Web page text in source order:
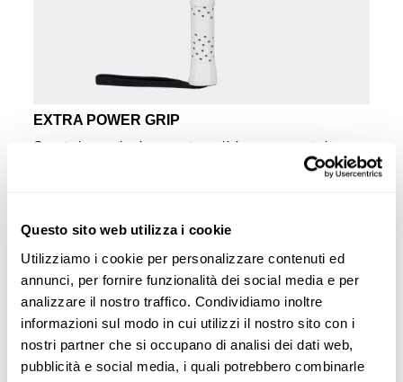
Questo sito web utilizza i cookie
Utilizziamo i cookie per personalizzare contenuti ed
annunci, per fornire funzionalità dei social media e per
analizzare il nostro traffico. Condividiamo inoltre
informazioni sul modo in cui utilizzi il nostro sito con i
nostri partner che si occupano di analisi dei dati web,
pubblicità e social media, i quali potrebbero combinarle
EXTRA POWER GRIP
Questa innovativa impugnatura più lunga aumenta in
modo significativo l'inerzia della racchetta nell'esecuzione
dei colpi, soprattutto quelli d'attacco. La distanza maggiore
RACCHETTA ADIDAS
METALBONE CARBON CTRL 3.4
La Metalbone Carbon CTRL 3.4 racchiude il controllo e
l'eccellenza che Metalbone garantisce. Proprio due dei
tecnologie che questa gamma incorpora per il 2025. Da un